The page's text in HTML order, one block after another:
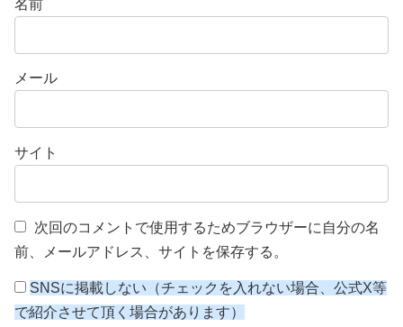
名前
メール
サイト
次回のコメントで使用するためブラウザーに自分の名
前、メールアドレス、サイトを保存する。
SNSに掲載しない（チェックを入れない場合、公式X等
で紹介させて頂く場合があります）